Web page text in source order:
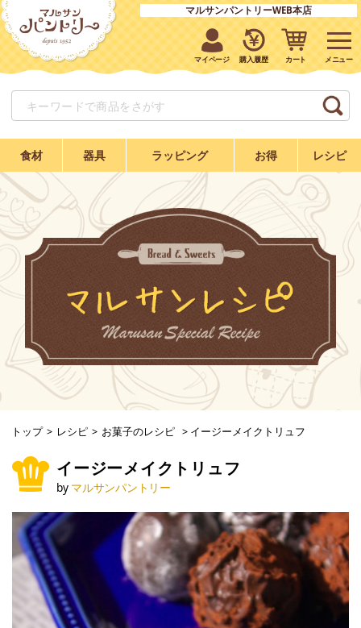
マルサンパントリーWEB本店
マイページ 購入履歴 カート
食材 器具 ラッピング お得 レシピ
トップ > レシピ > お菓子のレシピ > イージーメイクトリュフ
イージーメイクトリュフ
by マルサンパントリー